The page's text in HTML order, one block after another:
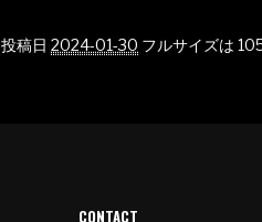
投稿日 2024-01-30 フルサイズは
CONTACT